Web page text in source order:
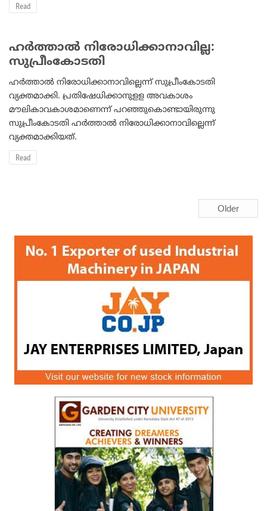
Read
ഹര്‍ത്താല്‍ നിരോധിക്കാനാവില്ല:
സുപ്രീംകോടതി
ഹര്‍ത്താല്‍ നിരോധിക്കാനാവില്ലെന്ന് സുപ്രീംകോടതി
വ്യക്തമാക്കി. പ്രതിഷേധിക്കാനുളള അവകാശം
മൗലികാവകാശമാണെന്ന് പറഞ്ഞുകൊണ്ടായിരുന്നു
സുപ്രീംകോടതി ഹര്‍ത്താല്‍ നിരോധിക്കാനാവില്ലെന്ന്
വ്യക്തമാക്കിയത്.
Read
Older